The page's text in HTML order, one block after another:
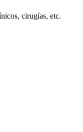
cirugías, etc.